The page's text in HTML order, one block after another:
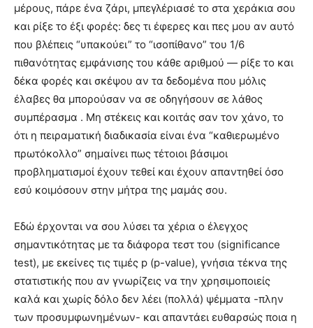
μέρους, πάρε ένα ζάρι, μπεγλέριασέ το στα χεράκια σου
και ρίξε το έξι φορές: δες τι έφερες και πες μου αν αυτό
που βλέπεις “υπακούει” το “ισοπίθανο” του 1/6
πιθανότητας εμφάνισης του κάθε αριθμού — ρίξε το και
δέκα φορές και σκέψου αν τα δεδομένα που μόλις
έλαβες θα μπορούσαν να σε οδηγήσουν σε λάθος
συμπέρασμα . Μη στέκεις και κοιτάς σαν τον χάνο, το
ότι η πειραματική διαδικασία είναι ένα “καθιερωμένο
πρωτόκολλο” σημαίνει πως τέτοιοι βάσιμοι
προβληματισμοί έχουν τεθεί και έχουν απαντηθεί όσο
εσύ κοιμόσουν στην μήτρα της μαμάς σου.
Εδώ έρχονται να σου λύσει τα χέρια ο έλεγχος
σημαντικότητας με τα διάφορα τεστ του (significance
test), με εκείνες τις τιμές p (p-value), γνήσια τέκνα της
στατιστικής που αν γνωρίζεις να την χρησιμοποιείς
καλά και χωρίς δόλο δεν λέει (πολλά) ψέμματα -πλην
των προσυμφωνημένων- και απαντάει ευθαρσώς ποια η